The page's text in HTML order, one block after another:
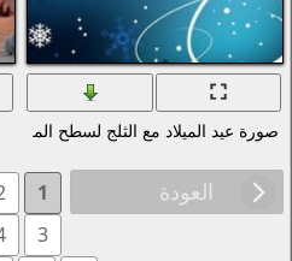
جو احتفالي مع شجرة عيد الميلاد